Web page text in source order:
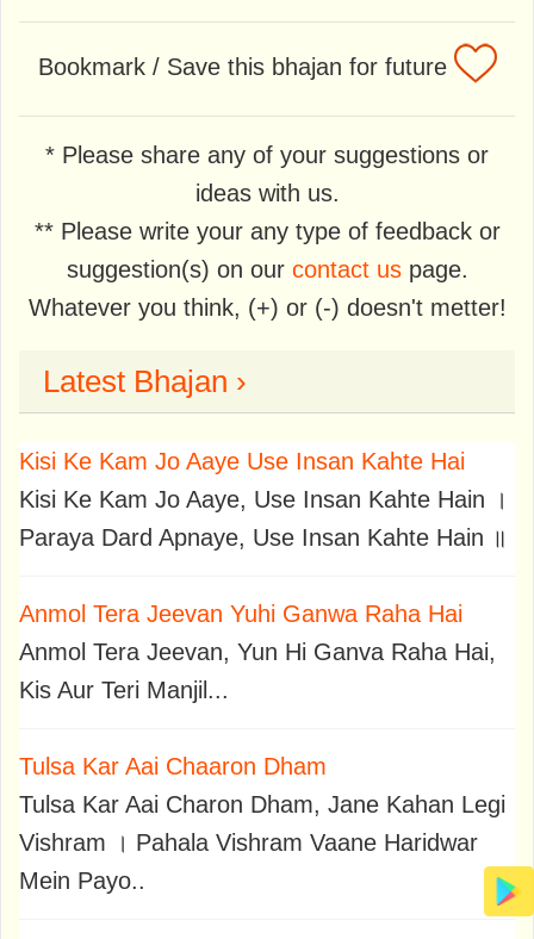
Bookmark / Save this bhajan for future
* Please share any of your suggestions or
ideas with us.
** Please write your any type of feedback or
suggestion(s) on our contact uspage.
Whatever you think, (+) or (-) doesn't metter!
Latest Bhajan ›
Kisi Ke Kam Jo Aaye Use Insan Kahte Hai
Kisi Ke Kam Jo Aaye, Use Insan Kahte Hain ।
Paraya Dard Apnaye, Use Insan Kahte Hain ॥
Anmol Tera Jeevan Yuhi Ganwa Raha Hai
Anmol Tera Jeevan, Yun Hi Ganva Raha Hai,
Kis Aur Teri Manjil...
Tulsa Kar Aai Chaaron Dham
Tulsa Kar Aai Charon Dham, Jane Kahan Legi
Vishram । Pahala Vishram Vaane Haridwar
Mein Payo..